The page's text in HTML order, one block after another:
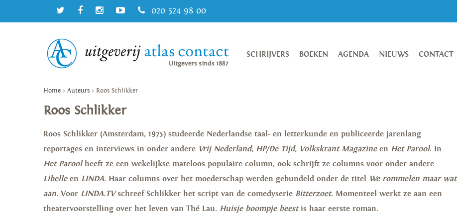
020 524 98 00
SCHRIJVERS BOEKEN AGENDA NIEUWS CONTACT
Home > Auteurs > Roos Schlikker
Roos Schlikker
Roos Schlikker (Amsterdam, 1975) studeerde Nederlandse taal- en letterkunde en publiceerde jarenlang
reportages en interviews in onder andere Vrij Nederland, HP/De Tijd, Volkskrant Magazineen Het Parool. In
Het Paroolheeft ze een wekelijkse mateloos populaire column, ook schrijft ze columns voor onder andere
Libelleen LINDA. Haar columns over het moederschap werden gebundeld onder de titel We rommelen maar wat
aan. Voor LINDA.TVschreef Schlikker het script van de comedyserie Bitterzoet. Momenteel werkt ze aan een
theatervoorstelling over het leven van Thé Lau. Huisje boompje beestis haar eerste roman.